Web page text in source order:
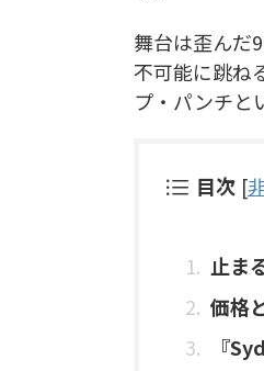
舞台は歪んだ
不可能に跳ね
プ・パンチと
目次 [
止ま
価格
『